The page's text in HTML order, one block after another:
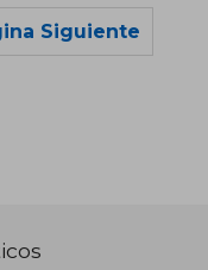
Siguiente